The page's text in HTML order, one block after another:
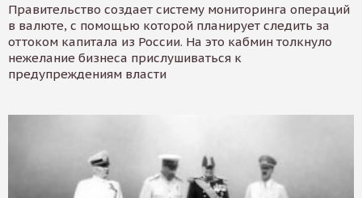
Правительство создает систему мониторинга операций
в валюте, с помощью которой планирует следить за
оттоком капитала из России. На это кабмин толкнуло
нежелание бизнеса прислушиваться к
предупреждениям власти